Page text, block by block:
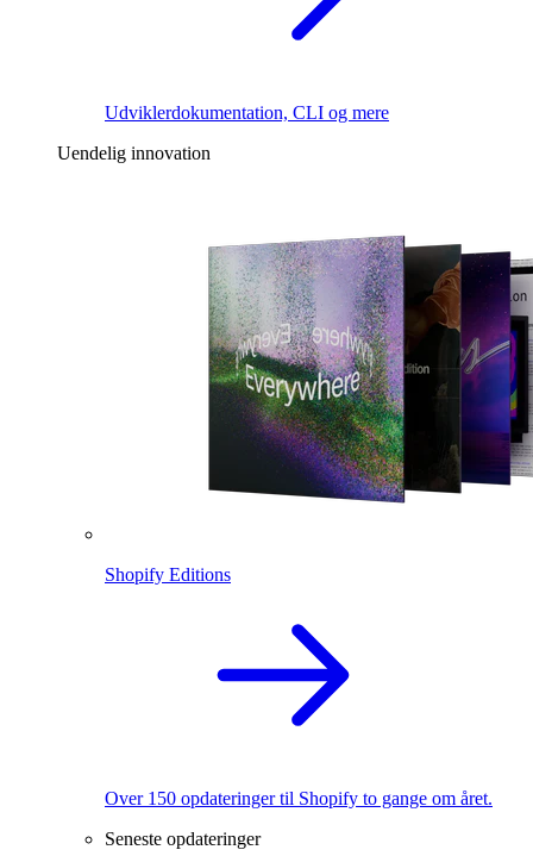
Udviklerdokumentation, CLI og mere
Uendelig innovation
Shopify Editions
Over 150 opdateringer til Shopify to gange om året.
Seneste opdateringer